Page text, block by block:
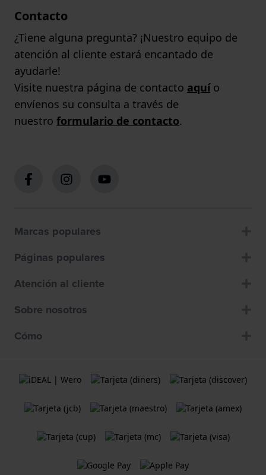
Contacto
¿Tiene alguna pregunta? ¡Nuestro equipo de
atención al cliente estará encantado de
ayudarle!
Visite nuestra página de contacto aquío
envíenos su consulta a través de
nuestro formulario de contacto.
Marcas populares
Páginas populares
Atención al cliente
Sobre nosotros
Cómo